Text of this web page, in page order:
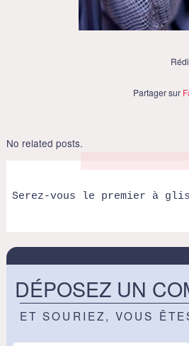
Partager sur
No related posts.
Serez-vous le premier à
DÉPOSEZ UN
ET SOURIEZ, VOUS